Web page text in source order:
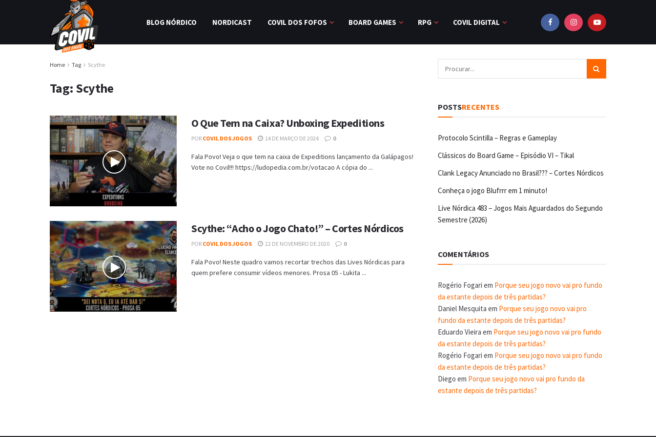
BLOG NÓRDICO NORDICAST COVIL DOS FOFOS BOARD GAMES RPG COVIL DIGITAL
Home Tag Scythe
Tag: Scythe
O Que Tem na Caixa? Unboxing Expeditions
POR COVIL DOS JOGOS 14 DE MARÇO DE 2024 0
Fala Povo! Veja o que tem na caixa de Expeditions lançamento da Galápagos!
Vote no Covil!!! https://ludopedia.com.br/votacao A cópia do ...
Scythe: “Acho o Jogo Chato!” – Cortes Nórdicos
POR COVIL DOS JOGOS 22 DE NOVEMBRO DE 2020 0
Fala Povo! Neste quadro vamos recortar trechos das Lives Nórdicas para
quem prefere consumir vídeos menores. Prosa 05 - Lukita ...
POSTSRECENTES
Protocolo Scintilla – Regras e Gameplay
Clássicos do Board Game – Episódio VI – Tikal
Clank Legacy Anunciado no Brasil??? – Cortes Nórdicos
Conheça o jogo Blufrrr em 1 minuto!
Live Nórdica 483 – Jogos Mais Aguardados do Segundo
Semestre (2026)
COMENTÁRIOS
Rogério Fogari em Porque seu jogo novo vai pro fundo
da estante depois de três partidas?
Daniel Mesquita em Porque seu jogo novo vai pro
fundo da estante depois de três partidas?
Eduardo Vieira em Porque seu jogo novo vai pro fundo
da estante depois de três partidas?
Rogério Fogari em Porque seu jogo novo vai pro fundo
da estante depois de três partidas?
Diego em Porque seu jogo novo vai pro fundo da
estante depois de três partidas?